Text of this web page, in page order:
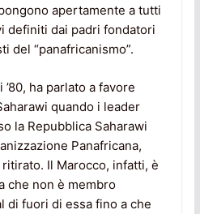
apertamente a tutti
definiti dai padri fondatori
del “panafricanismo”.
’80, ha parlato a favore
quando i leader
la Repubblica Saharawi
Panafricana,
Il Marocco, infatti, è
che non è membro
di fuori di essa fino a che